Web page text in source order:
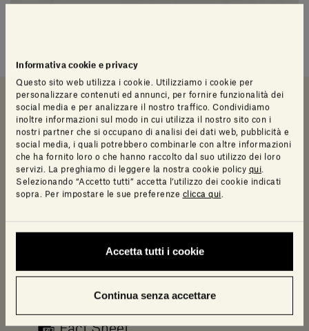
Informativa cookie e privacy
Questo sito web utilizza i cookie. Utilizziamo i cookie per
personalizzare contenuti ed annunci, per fornire funzionalità dei
social media e per analizzare il nostro traffico. Condividiamo
inoltre informazioni sul modo in cui utilizza il nostro sito con i
nostri partner che si occupano di analisi dei dati web, pubblicità e
social media, i quali potrebbero combinarle con altre informazioni
che ha fornito loro o che hanno raccolto dal suo utilizzo dei loro
servizi. La preghiamo di leggere la nostra cookie policy qui.
Selezionando “Accetto tutti” accetta l’utilizzo dei cookie indicati
sopra. Per impostare le sue preferenze clicca qui.
Accetta tutti i cookie
Continua senza accettare
DownloadsScheda e catalogo Info prodotto
Downloads
Log in to access a range of useful resources